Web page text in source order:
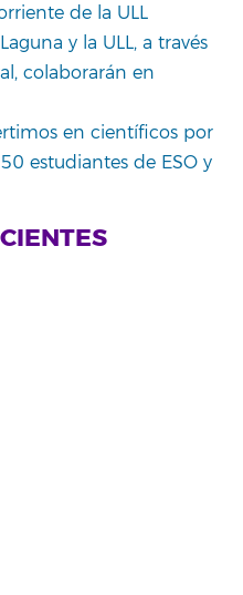
de la ULL
y la ULL, a través
colaborarán en
en científicos por
estudiantes de ESO y